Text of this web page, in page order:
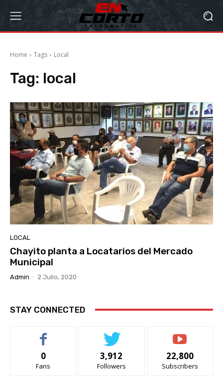
Home Tags Local
Tag: local
LOCAL
Chayito planta a Locatarios del Mercado
Municipal
Admin - 2 Julio, 2020
STAY CONNECTED
0
Fans
3,912
Followers
22,800
Subscribers